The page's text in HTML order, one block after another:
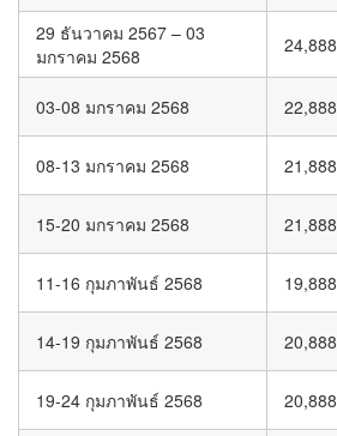
29 ธันวาคม 2567 – 03
มกราคม 2568
24,888
03-08 มกราคม 2568 22,888
08-13 มกราคม 2568 21,888
15-20 มกราคม 2568 21,888
11-16 กุมภาพันธ์ 2568 19,888
14-19 กุมภาพันธ์ 2568 20,888
19-24 กุมภาพันธ์ 2568 20,888